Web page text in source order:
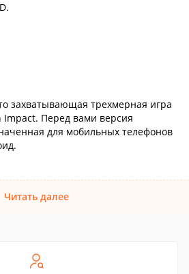
захватывающая трехмерная игра
Impact. Перед вами версия
для мобильных телефонов
Читать далее